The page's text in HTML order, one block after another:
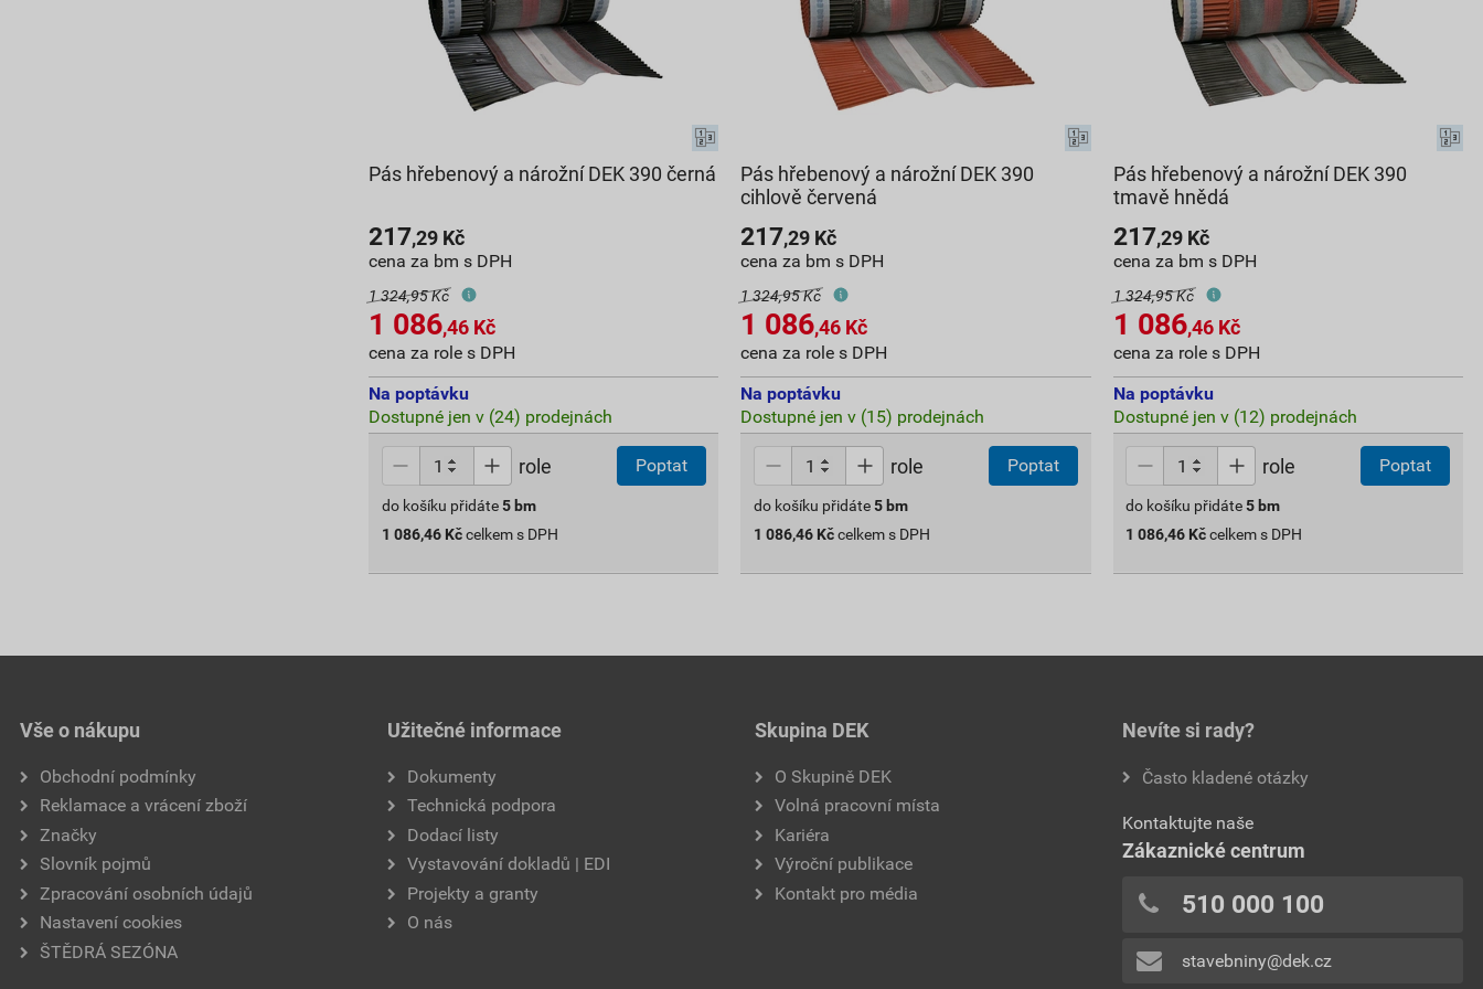
Pás hřebenový a nárožní DEK 390 černá
217,29 Kč
cena za bm s DPH
1 324,95 Kč
1 086,46 Kč
cena za role s DPH
Na poptávku
Dostupné jen v (24) prodejnách
role Poptat
do košíku přidáte 5 bm
1 086,46 Kč celkem s DPH
Pás hřebenový a nárožní DEK 390
cihlově červená
217,29 Kč
cena za bm s DPH
1 324,95 Kč
1 086,46 Kč
cena za role s DPH
Na poptávku
Dostupné jen v (15) prodejnách
role Poptat
do košíku přidáte5 bm
1 086,46 Kčcelkem s DPH
Pás hřebenový a nárožní DEK 390
tmavě hnědá
217,29Kč
cena za bm s DPH
1 324,95 Kč
1 086,46Kč
cena za role s DPH
Na poptávku
Dostupné jen v (12) prodejnách
role Poptat
do košíku přidáte 5 bm
1 086,46 Kč celkem s DPH
Vše o nákupu
Obchodní podmínky
Reklamace a vrácení zboží
Značky
Slovník pojmů
Zpracování osobních údajů
Nastavení cookies
ŠTĚDRÁ SEZÓNA
Užitečné informace
Dokumenty
Technická podpora
Dodací listy
Vystavování dokladů | EDI
Projekty a granty
O nás
Skupina DEK
O Skupině DEK
Volná pracovní místa
Kariéra
Výroční publikace
Kontakt pro média
Nevíte si rady?
Často kladené otázky
Kontaktujte naše
Zákaznické centrum
510 000 100
stavebniny@dek.cz